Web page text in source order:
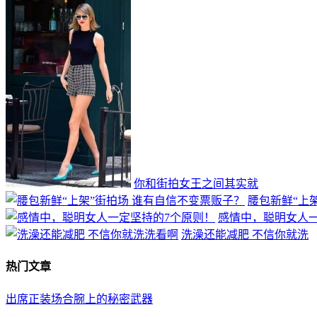
你和街拍女王之间其实就
腰包新鲜“上
感情中，聪明女人
洗澡还能减肥 不信你就洗
热门文章
出席正装场合腕上的秘密武器